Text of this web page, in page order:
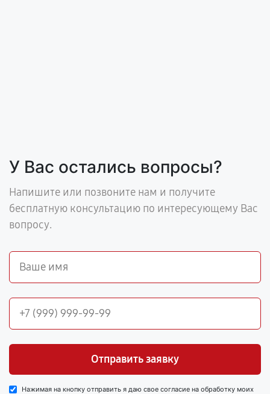
У Вас остались вопросы?
Напишите или позвоните нам и получите
бесплатную консультацию по интересующему Вас
вопросу.
Отправить заявку
Нажимая на кнопку отправить я даю свое согласие на обработку моих